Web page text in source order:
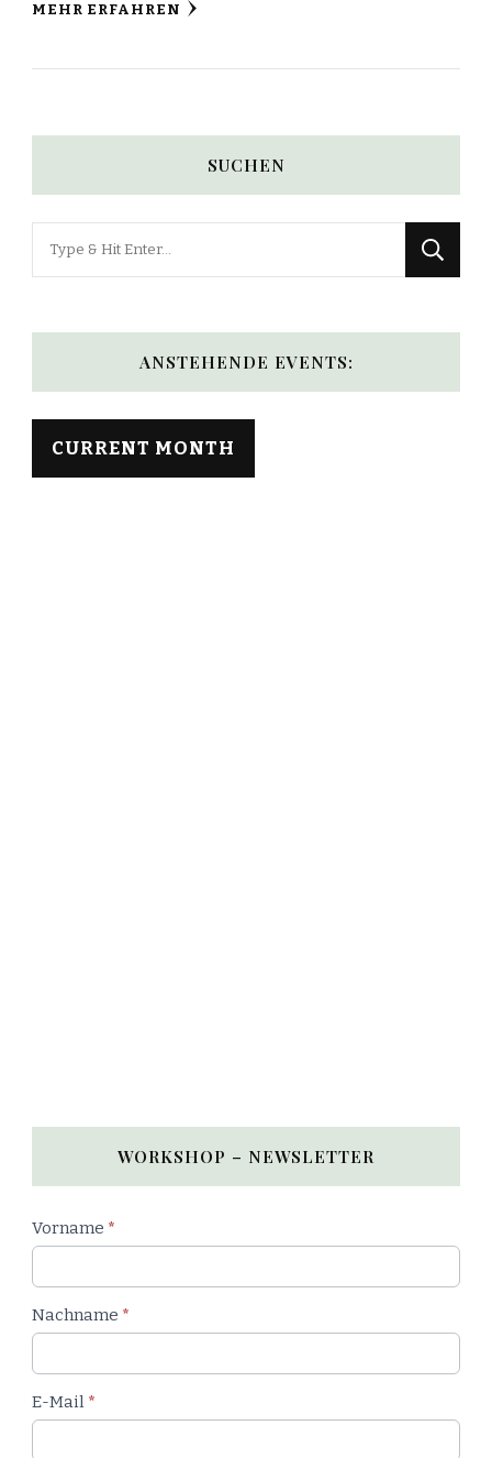
MEHR ERFAHREN
SUCHEN
ANSTEHENDE EVENTS:
CURRENT MONTH
WORKSHOP – NEWSLETTER
Newsletter
Vorname *
Nachname *
E-Mail *